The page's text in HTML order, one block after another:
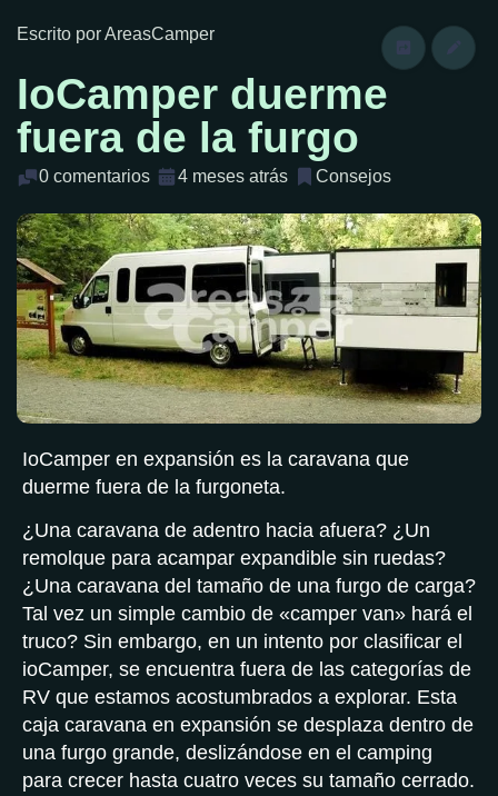
Escrito por AreasCamper
IoCamper duerme
fuera de la furgo
0 comentarios 4 meses atrás Consejos
IoCamper en expansión es la caravana que
duerme fuera de la furgoneta.
¿Una caravana de adentro hacia afuera? ¿Un
remolque para acampar expandible sin ruedas?
¿Una caravana del tamaño de una furgo de carga?
Tal vez un simple cambio de «camper van» hará el
truco? Sin embargo, en un intento por clasificar el
ioCamper, se encuentra fuera de las categorías de
RV que estamos acostumbrados a explorar. Esta
caja caravana en expansión se desplaza dentro de
una furgo grande, deslizándose en el camping
para crecer hasta cuatro veces su tamaño cerrado.